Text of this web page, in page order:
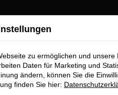
zu ermöglichen und unsere
Daten für Marketing und
ändern, können Sie die
finden Sie hier: